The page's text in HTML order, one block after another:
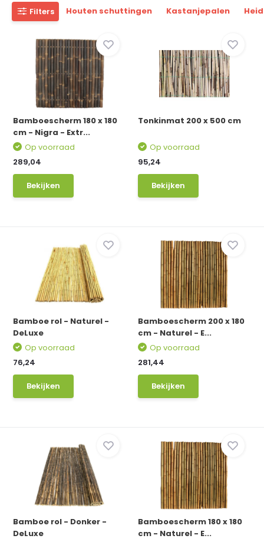
Filters Houten schuttingen Kastanjepalen
Bamboescherm 180 x 180
cm - Nigra - Extr...
Op voorraad
289,04
Bekijken
Tonkinmat 200 x 500 cm
Op voorraad
95,24
Bekijken
Bamboe rol - Naturel -
DeLuxe
Op voorraad
76,24
Bekijken
Bamboescherm 200 x 180
cm - Naturel - E...
Op voorraad
281,44
Bekijken
Bamboe rol - Donker -
DeLuxe
Bamboescherm 180 x 180
cm - Naturel - E...